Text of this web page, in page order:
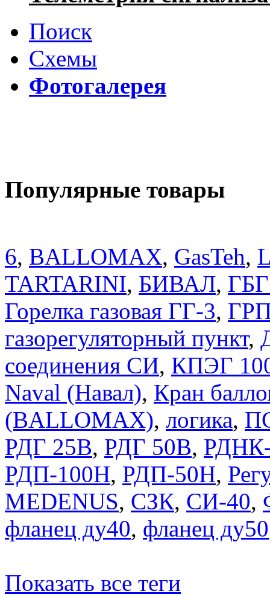
Поиск
Схемы
Фотогалерея
Популярные товары
6, BALLOMAX, GasTeh,
TARTARINI, БИВАЛ,
Горелка газовая ГГ-3,
газорегуляторный пункт,
соединения СИ, КПЭГ
Naval (Навал), Кран
(BALLOMAX), логика,
РДГ 25В, РДГ 50В,
РДП-100Н, РДП-50Н,
MEDENUS, СЗК, СИ-40,
фланец ду40, фланец ду50
Показать все теги